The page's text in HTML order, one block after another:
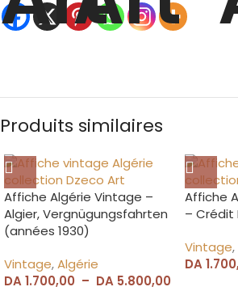
Produits similaires
Affiche Algérie Vintage –
Algier, Vergnügungsfahrten
(années 1930)
Vintage,Algérie
DA1.700,00 – DA 5.800,00
Affiche
– Crédit
Vintage,
DA